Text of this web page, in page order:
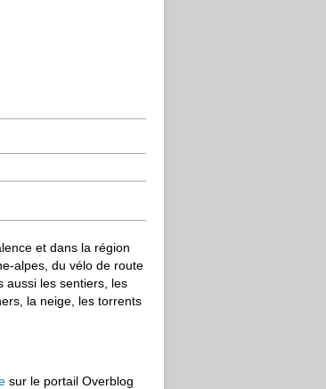
et dans la région
alpes, du vélo de route
aussi les sentiers, les
la neige, les torrents
sur le portail Overblog